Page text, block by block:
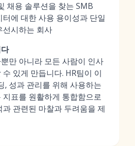
채용 솔루션을 찾는 SMB
터에 대한 사용 용이성과 단일
선시하는 회사
만 아니라 모든 사람이 인사
있게 만듭니다. HR팀이 이
, 성과 관리를 위해 사용하는
지표를 원활하게 통합함으로
관련된 마찰과 두려움을 제